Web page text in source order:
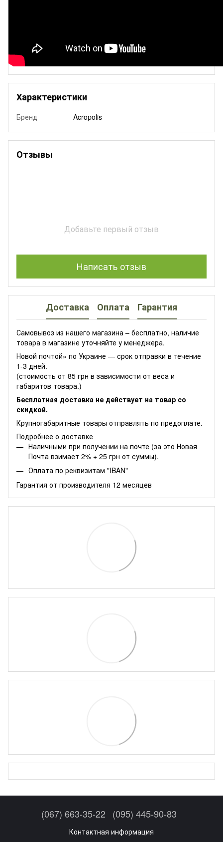
Характеристики
Бренд Acropolis
Отзывы
Добавьте первый отзыв
Написать отзыв
Доставка Оплата Гарантия
Самовывоз из нашего магазина – бесплатно, наличие
товара в магазине уточняйте у менеджера.
Новой почтой» по Украине — срок отправки в течение
1-3 дней.
(стоимость от 85 грн в зависимости от веса и
габаритов товара.)
Бесплатная доставка не действует на товар со
скидкой.
Крупногабаритные товары отправлять по предоплате.
Подробнее о доставке
Наличными при получении на почте (за это Новая
Почта взимает 2% + 25 грн от суммы).
Оплата по реквизитам "IBAN"
Гарантия от производителя 12 месяцев
(067) 663-35-22 (095) 445-90-83
Контактная информация